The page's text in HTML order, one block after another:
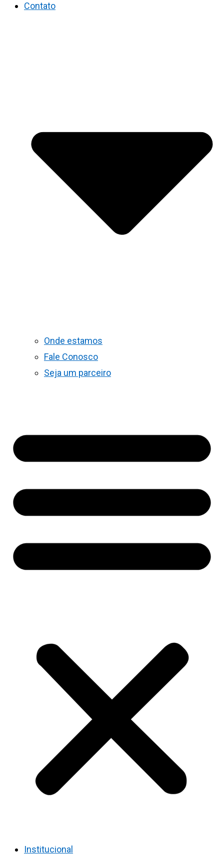
Contato
Onde estamos
Fale Conosco
Seja um parceiro
Institucional